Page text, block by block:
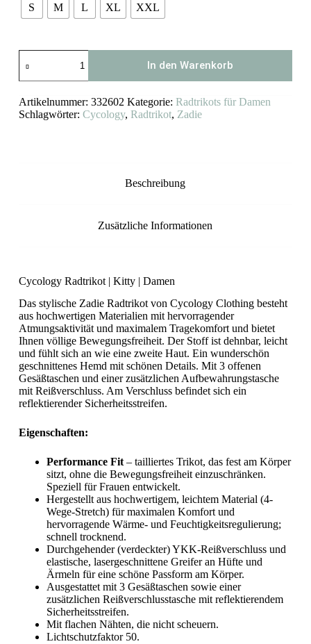
S M L XL XXL
Cycology
Damen
Radtrikot
Menge
In den Warenkorb
Artikelnummer: 332602 Kategorie: Radtrikots für Damen
Schlagwörter: Cycology, Radtrikot, Zadie
Beschreibung
Zusätzliche Informationen
Cycology Radtrikot | Kitty | Damen
Das stylische Zadie Radtrikot von Cycology Clothing besteht
aus hochwertigen Materialien mit hervorragender
Atmungsaktivität und maximalem Tragekomfort und bietet
Ihnen völlige Bewegungsfreiheit. Der Stoff ist dehnbar, leicht
und fühlt sich an wie eine zweite Haut. Ein wunderschön
geschnittenes Hemd mit schönen Details. Mit 3 offenen
Gesäßtaschen und einer zusätzlichen Aufbewahrungstasche
mit Reißverschluss. Am Verschluss befindet sich ein
reflektierender Sicherheitsstreifen.
Eigenschaften:
Performance Fit– tailliertes Trikot, das fest am Körper
sitzt, ohne die Bewegungsfreiheit einzuschränken.
Speziell für Frauen entwickelt.
Hergestellt aus hochwertigem, leichtem Material (4-
Wege-Stretch) für maximalen Komfort und
hervorragende Wärme- und Feuchtigkeitsregulierung;
schnell trocknend.
Durchgehender (verdeckter) YKK-Reißverschluss und
elastische, lasergeschnittene Greifer an Hüfte und
Ärmeln für eine schöne Passform am Körper.
Ausgestattet mit 3 Gesäßtaschen sowie einer
zusätzlichen Reißverschlusstasche mit reflektierendem
Sicherheitsstreifen.
Mit flachen Nähten, die nicht scheuern.
Lichtschutzfaktor 50.